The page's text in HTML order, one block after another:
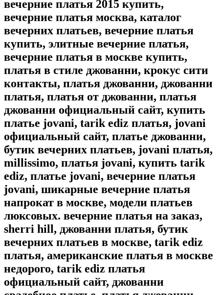
вечерние платья 2015 купить,
вечерние платья москва, каталог
вечерних платьев, вечерние платья
купить, элитные вечерние платья,
вечерние платья в москве купить,
платья в стиле джованни, крокус сити
контакты, платья джованни, джованни
платья, платья от джованни, платья
джованни официальный сайт, купить
платье jovani, tarik ediz платья, jovani
официальный сайт, платье джованни,
бутик вечерних платьев, jovani платья,
millissimo, платья jovani, купить tarik
ediz, платье jovani, вечерние платья
jovani, шикарные вечерние платья
напрокат в москве, модели платьев
люксовых. вечерние платья на заказ,
sherri hill, джованни платья, бутик
вечерних платьев в москве, tarik ediz
платья, американские платья в москве
недорого, tarik ediz платья
официальный сайт, джованни